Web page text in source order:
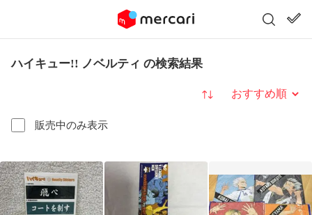
ハイキュー!! ノベルティ の検索結果
販売中のみ表示
並び替え